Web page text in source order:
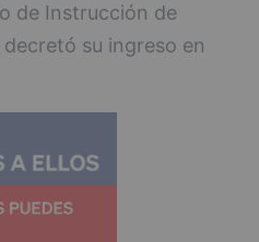
de Instrucción de
su ingreso en